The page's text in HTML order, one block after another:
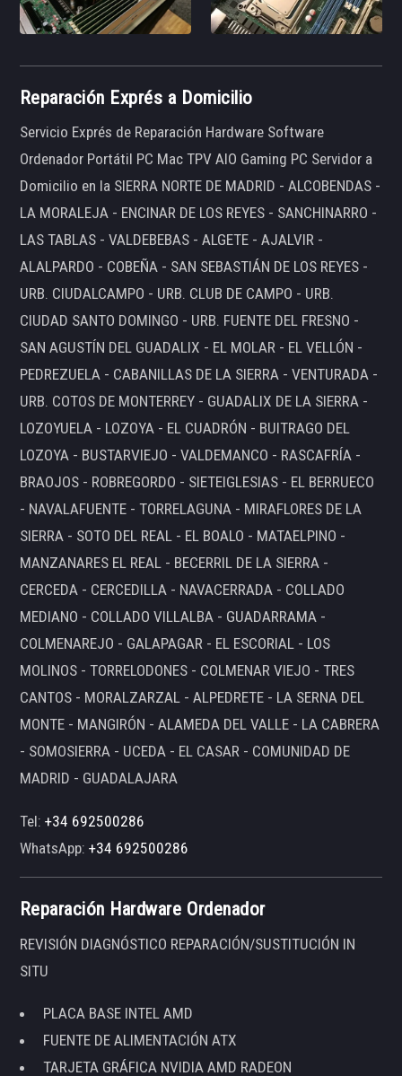
Reparación Exprés a Domicilio
Servicio Exprés de Reparación Hardware Software
Ordenador Portátil PC Mac TPV AIO Gaming PC Servidor a
Domicilio en la SIERRA NORTE DE MADRID - ALCOBENDAS -
LA MORALEJA - ENCINAR DE LOS REYES - SANCHINARRO -
LAS TABLAS - VALDEBEBAS - ALGETE - AJALVIR -
ALALPARDO - COBEÑA - SAN SEBASTIÁN DE LOS REYES -
URB. CIUDALCAMPO - URB. CLUB DE CAMPO - URB.
CIUDAD SANTO DOMINGO - URB. FUENTE DEL FRESNO -
SAN AGUSTÍN DEL GUADALIX - EL MOLAR - EL VELLÓN -
PEDREZUELA - CABANILLAS DE LA SIERRA - VENTURADA -
URB. COTOS DE MONTERREY - GUADALIX DE LA SIERRA -
LOZOYUELA - LOZOYA - EL CUADRÓN - BUITRAGO DEL
LOZOYA - BUSTARVIEJO - VALDEMANCO - RASCAFRÍA -
BRAOJOS - ROBREGORDO - SIETEIGLESIAS - EL BERRUECO
- NAVALAFUENTE - TORRELAGUNA - MIRAFLORES DE LA
SIERRA - SOTO DEL REAL - EL BOALO - MATAELPINO -
MANZANARES EL REAL - BECERRIL DE LA SIERRA -
CERCEDA - CERCEDILLA - NAVACERRADA - COLLADO
MEDIANO - COLLADO VILLALBA - GUADARRAMA -
COLMENAREJO - GALAPAGAR - EL ESCORIAL - LOS
MOLINOS - TORRELODONES - COLMENAR VIEJO - TRES
CANTOS - MORALZARZAL - ALPEDRETE - LA SERNA DEL
MONTE - MANGIRÓN - ALAMEDA DEL VALLE - LA CABRERA
- SOMOSIERRA - UCEDA - EL CASAR - COMUNIDAD DE
MADRID - GUADALAJARA
Tel:+34 692500286
WhatsApp:+34 692500286
Reparación Hardware Ordenador
REVISIÓN DIAGNÓSTICO REPARACIÓN/SUSTITUCIÓN IN
SITU
PLACA BASE INTEL AMD
FUENTE DE ALIMENTACIÓN ATX
TARJETA GRÁFICA NVIDIA AMD RADEON